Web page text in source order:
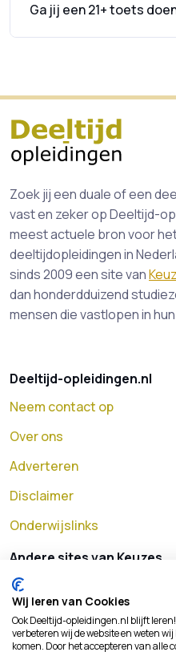
Ga jij een 21+ toets
Zoek jij een duale of een
vast en zeker op Deeltijd-
meest actuele bron voor
deeltijdopleidingen in
sinds 2009 een site van
dan honderdduizend
mensen die vastlopen in
Deeltijd-opleidingen.nl
Neem contact op
Over ons
Adverteren
Disclaimer
Onderwijslinks
Andere sites van Keuzes
MBO opleidingen
HBO opleidingen
Universitaire opleidingen
Wij leren van Cookies
Ook Deeltijd-opleidingen.nl blijft
verbeteren wij de website en weten
komen. Door het accepteren van alle